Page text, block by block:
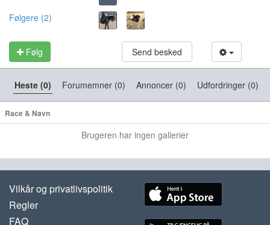
Følgere (2)
Følg Send besked
Heste (0) Forumemner (0) Annoncer (0) Udfordringer (0)
Race & Navn
Brugeren har ingen gallerier
Vilkår og privatlivspolitik
Regler
FAQ